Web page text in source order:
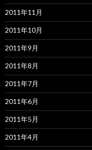
2011年11月
2011年10月
2011年9月
2011年8月
2011年7月
2011年6月
2011年5月
2011年4月